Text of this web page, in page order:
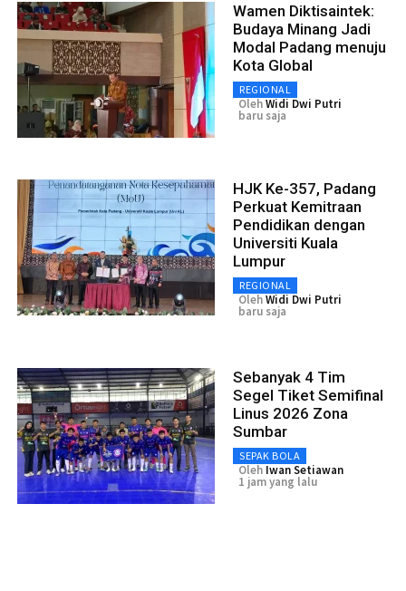
Wamen Diktisaintek:
Budaya Minang Jadi
Modal Padang menuju
Kota Global
REGIONAL
OlehWidi Dwi Putri
baru saja
HJK Ke-357, Padang
Perkuat Kemitraan
Pendidikan dengan
Universiti Kuala
Lumpur
REGIONAL
OlehWidi Dwi Putri
baru saja
Sebanyak 4 Tim
Segel Tiket Semifinal
Linus 2026 Zona
Sumbar
SEPAK BOLA
Oleh Iwan Setiawan
1 jam yang lalu